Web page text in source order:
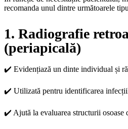
recomanda unul dintre următoarele
1. Radiografie
(periapicală)
✔️ Evidențiază un dinte individual și
✔️ Utilizată pentru identificarea
✔️ Ajută la evaluarea structurii osoase